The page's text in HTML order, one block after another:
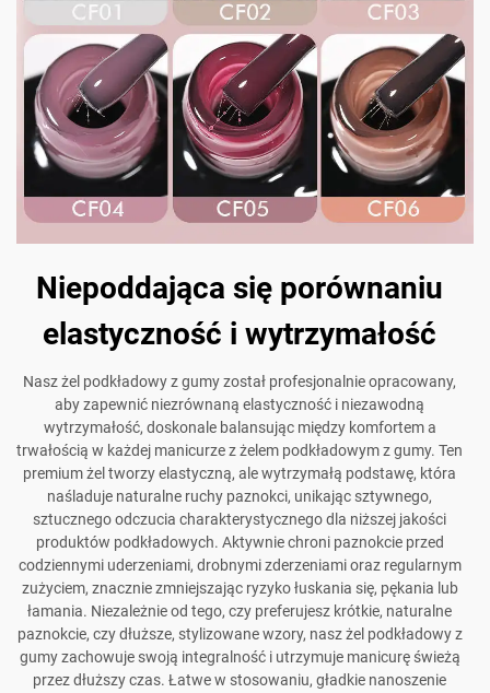
Niepoddająca się porównaniu
elastyczność i wytrzymałość
Nasz żel podkładowy z gumy został profesjonalnie opracowany,
aby zapewnić niezrównaną elastyczność i niezawodną
wytrzymałość, doskonale balansując między komfortem a
trwałością w każdej manicurze z żelem podkładowym z gumy. Ten
premium żel tworzy elastyczną, ale wytrzymałą podstawę, która
naśladuje naturalne ruchy paznokci, unikając sztywnego,
sztucznego odczucia charakterystycznego dla niższej jakości
produktów podkładowych. Aktywnie chroni paznokcie przed
codziennymi uderzeniami, drobnymi zderzeniami oraz regularnym
zużyciem, znacznie zmniejszając ryzyko łuskania się, pękania lub
łamania. Niezależnie od tego, czy preferujesz krótkie, naturalne
paznokcie, czy dłuższe, stylizowane wzory, nasz żel podkładowy z
gumy zachowuje swoją integralność i utrzymuje manicurę świeżą
przez dłuższy czas. Łatwe w stosowaniu, gładkie nanoszenie